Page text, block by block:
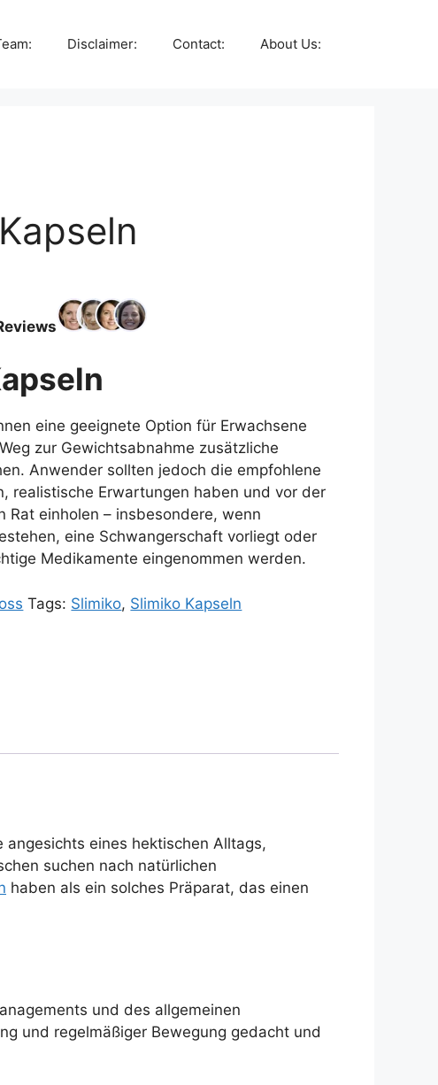
Disclaimer: Contact: About Us:
eine geeignete Option für Erwachsene
zur Gewichtsabnahme zusätzliche
Anwender sollten jedoch die empfohlene
realistische Erwartungen haben und vor der
Rat einholen – insbesondere, wenn
eine Schwangerschaft vorliegt oder
Medikamente eingenommen werden.
Tags: Slimiko, Slimiko Kapseln
eines hektischen Alltags,
suchen nach natürlichen
haben als ein solches Präparat, das einen
und des allgemeinen
und regelmäßiger Bewegung gedacht und